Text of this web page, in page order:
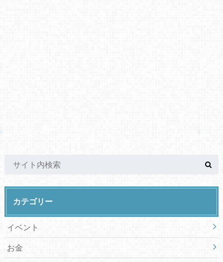
カテゴリー
イベント
お金